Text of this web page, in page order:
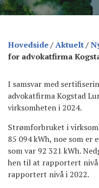
Hovedside/Aktuelt/
for advokatfirma
I samsvar med
advokatfirma Kogstad
virksomheten i 2024.
Strømforbruket i
85 094 kWh, noe som er
som var 92 321 kWh.
hen til at rapportert nivå
rapportert nivå i 2022.